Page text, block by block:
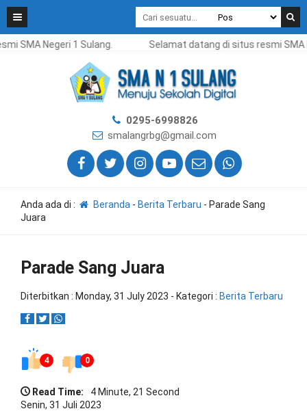
Negeri 1 Sulang. Selamat datang di situs resmi SMA
0295-6998826
smalangrbg@gmail.com
Anda ada di : Beranda - Berita Terbaru - Parade Sang
Juara
Parade Sang Juara
Diterbitkan : Monday, 31 July 2023 - Kategori : Berita Terbaru
4 0
Read Time:
4 Minute, 21 Second
Senin, 31 Juli 2023